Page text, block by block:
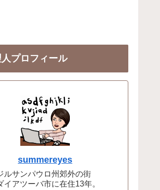
プロフィール
summereyes
ルサンパウロ州郊外の街
イアツーバ市に在住13年。